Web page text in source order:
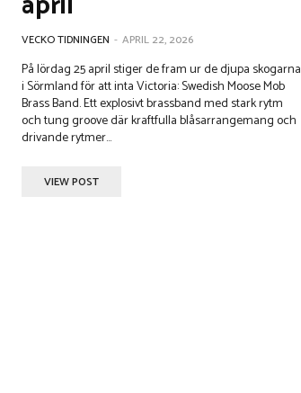
VECKO TIDNINGEN - APRIL 22, 2026
På lördag 25 april stiger de fram ur de djupa skogarna
i Sörmland för att inta Victoria: Swedish Moose Mob
Brass Band. Ett explosivt brassband med stark rytm
och tung groove där kraftfulla blåsarrangemang och
drivande rytmer...
VIEW POST